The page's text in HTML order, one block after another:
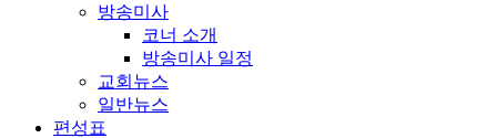
방송미사
코너 소개
방송미사 일정
교회뉴스
일반뉴스
편성표